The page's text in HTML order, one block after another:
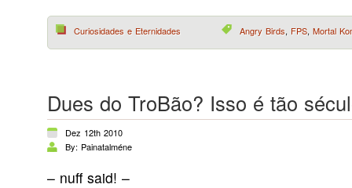
Curiosidades e Eternidades Angry Birds, FPS, Mortal
Dues do TroBão? Isso é tão
Dez 12th 2010
By: Painatalméne
– nuff said! –